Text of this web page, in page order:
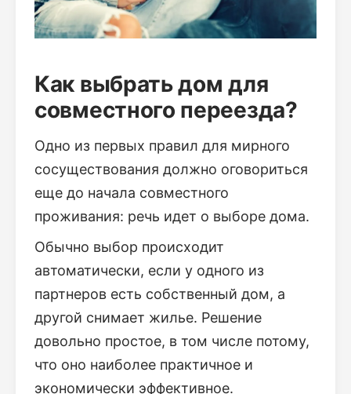
Как выбрать дом для
совместного переезда?
Одно из первых правил для мирного
сосуществования должно оговориться
еще до начала совместного
проживания: речь идет о выборе дома.
Обычно выбор происходит
автоматически, если у одного из
партнеров есть собственный дом, а
другой снимает жилье. Решение
довольно простое, в том числе потому,
что оно наиболее практичное и
экономически эффективное.